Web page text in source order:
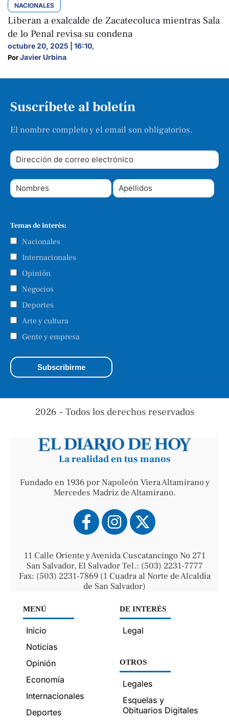
NACIONALES
Liberan a exalcalde de Zacatecoluca mientras Sala
de lo Penal revisa su condena
octubre 20, 2025 | 16:10,
Por Javier Urbina
Suscríbete al boletín
El nombre completo y el email son obligatorios.
Temas de interés:
Nacionales
Internacionales
Opinión
Negocios
Deportes
Arte y cultura
Gente y empresa
2026 – Todos los derechos reservados
La realidad en tus manos
Fundado en 1936 por Napoleón Viera Altamirano y
Mercedes Madriz de Altamirano.
11 Calle Oriente y Avenida Cuscatancingo No 271
San Salvador, El Salvador Tel.: (503) 2231-7777
Fax: (503) 2231-7869 (1 Cuadra al Norte de Alcaldía
de San Salvador)
MENÚ
Inicio
Noticias
Opinión
Economía
Internacionales
Deportes
DE INTERÉS
Legal
OTROS
Legales
Esquelas y
Obituarios Digitales